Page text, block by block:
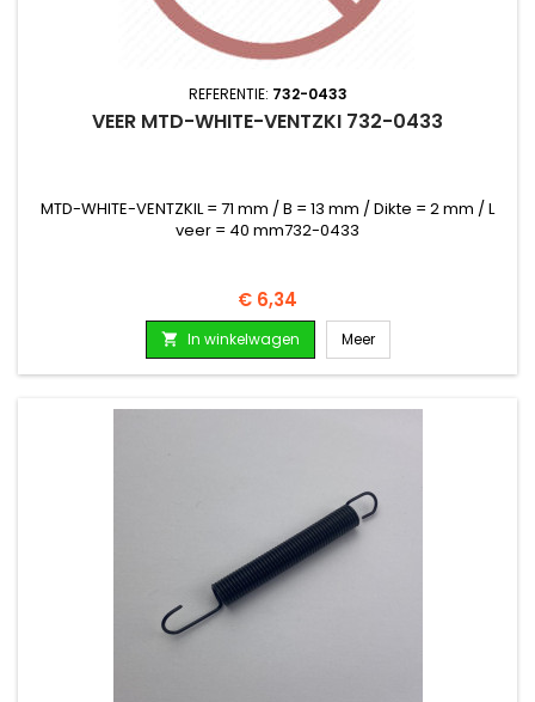
REFERENTIE: 732-0433
VEER MTD-WHITE-VENTZKI 732-0433
MTD-WHITE-VENTZKIL = 71 mm / B = 13 mm / Dikte = 2 mm / L
veer = 40 mm732-0433
Prijs
€ 6,34
 In winkelwagen Meer